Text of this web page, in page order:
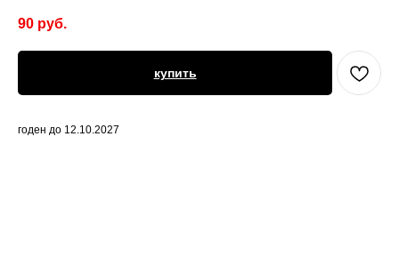
90 руб.
купить
годен до 12.10.2027